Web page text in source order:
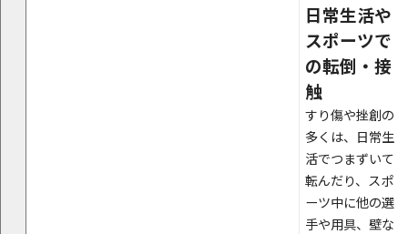
日常生活や
スポーツで
の転倒・接
触
すり傷や挫創の
多くは、日常生
活でつまずいて
転んだり、スポ
ーツ中に他の選
手や用具、壁な